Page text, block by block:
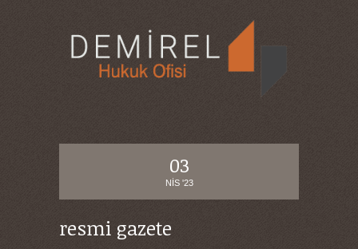
03
NIS '23
resmi gazete